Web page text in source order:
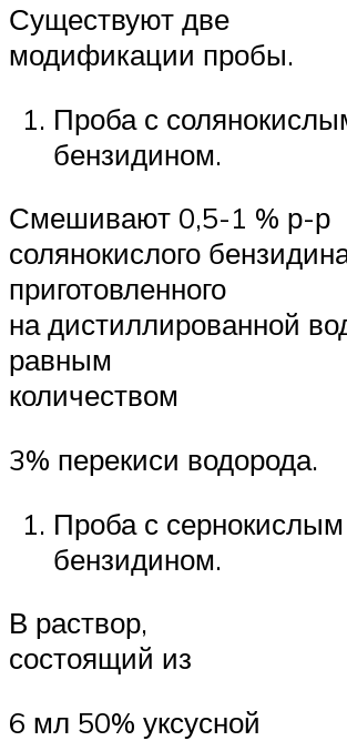
Существуют две
модификации пробы.
Проба с
бензидином.
Смешивают 0,5-1 % р-р
соляно­кислого
приготовленного
на дистиллированной
равным
количеством
3% перекиси водорода.
Проба с сернокислым
бензидином.
В раствор,
состоящий из
6 мл 50% уксусной